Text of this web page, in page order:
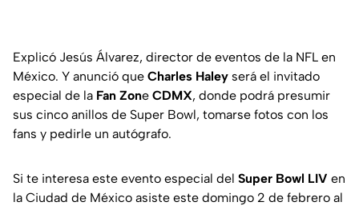
Explicó Jesús Álvarez, director de eventos de la NFL en
México. Y anunció que Charles Haley será el invitado
especial de la Fan Zone CDMX, donde podrá presumir
sus cinco anillos de Super Bowl, tomarse fotos con los
fans y pedirle un autógrafo.
Si te interesa este evento especial del Super Bowl LIV en
la Ciudad de México asiste este domingo 2 de febrero al